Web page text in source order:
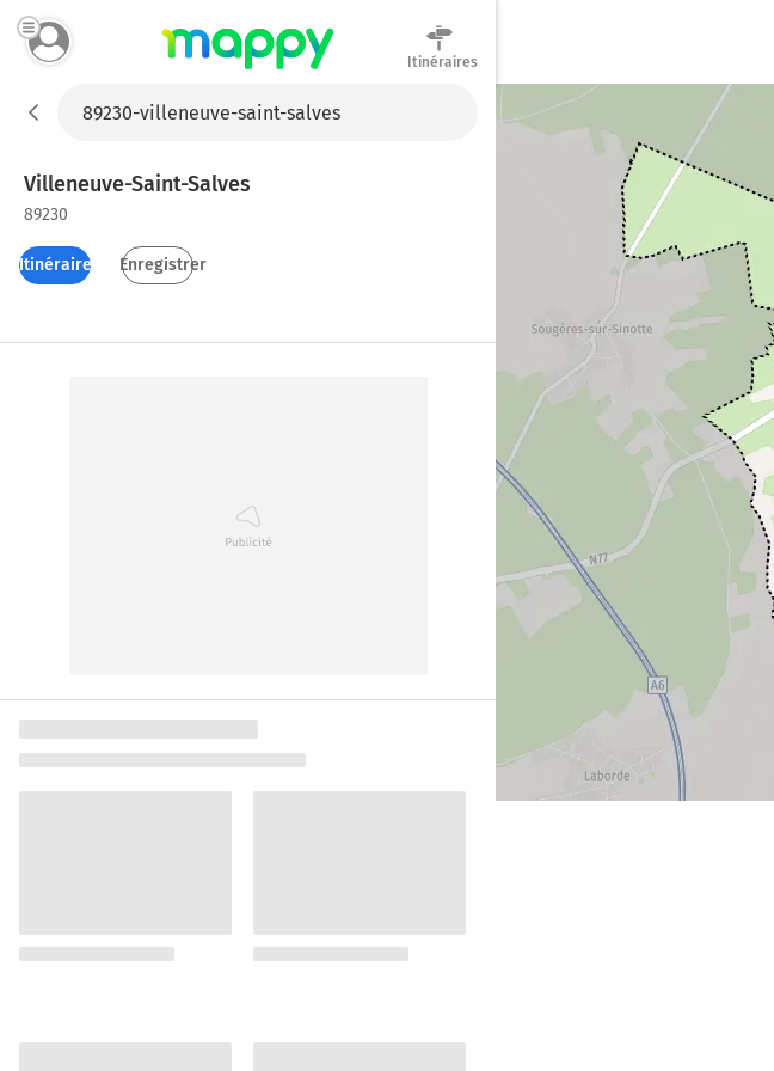
Itinéraires
Villeneuve-Saint-Salves
89230
Itinéraires Enregistrer